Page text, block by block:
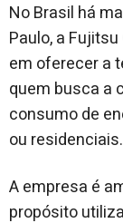
No Brasil há
Paulo, a
em oferecer a
quem busca a
consumo de
ou residenciais.
A empresa é
propósito